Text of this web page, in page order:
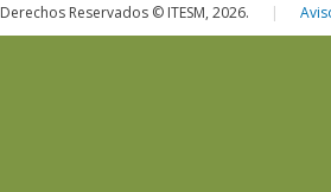
Derechos Reservados © ITESM, 2026. |